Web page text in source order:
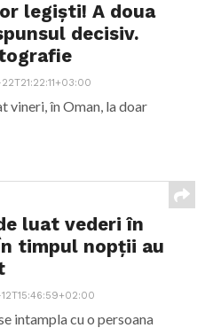
legiști! A doua
decisiv.
vineri, în Oman, la doar
luat vederi în
timpul nopții au
intampla cu o persoana